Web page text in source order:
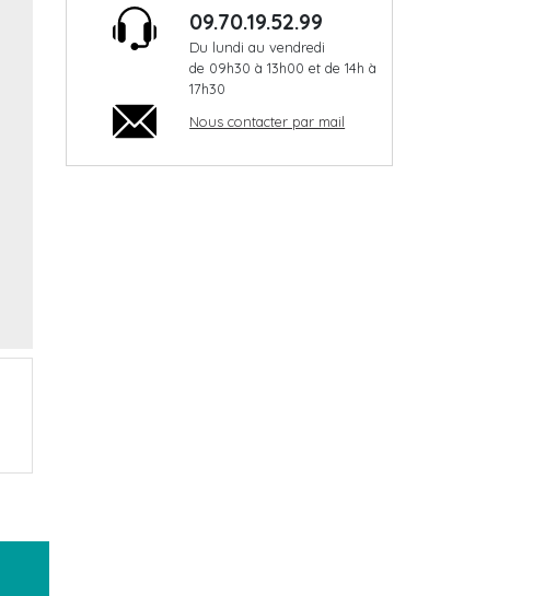
09.70.19.52.99
Du lundi au vendredi
de 09h30 à 13h00 et de 14h à
17h30
Nous contacter par mail